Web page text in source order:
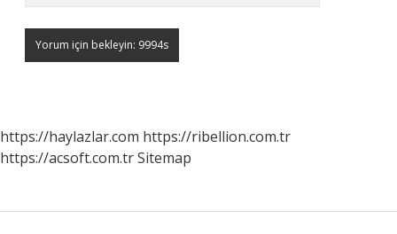
https://haylazlar.com https://ribellion.com.tr
https://acsoft.com.trSitemap